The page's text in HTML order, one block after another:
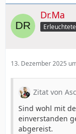
Dr.Ma
13. Dezember 2025
Zitat von
Sind wohl mit
einverstanden
abgereist.